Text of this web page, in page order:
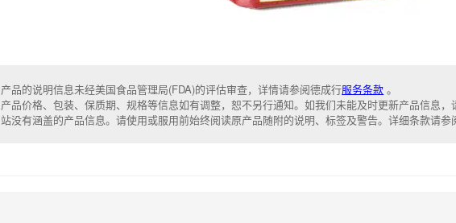
产品的说明信息未经美国食品管理局(FDA)的评估审查，详情请参阅德成行服务条款 。
产品价格、包装、保质期、规格等信息如有调整，恕不另行通知。如我们未能及时更新产品信息
站没有涵盖的产品信息。请使用或服用前始终阅读原产品随附的说明、标签及警告。详细条款请